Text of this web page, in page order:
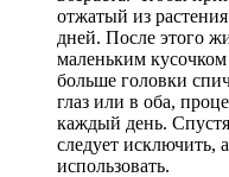
отжатый из
дней. После этого
маленьким
больше головки
глаз или в оба,
каждый день.
следует исключить,
использовать.